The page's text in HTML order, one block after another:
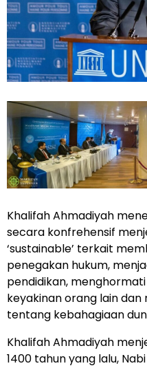
Khalifah Ahmadiyah
secara konfrehensif
‘sustainable’ terkait
penegakan hukum,
pendidikan,
keyakinan orang lain
tentang kebahagiaan
Khalifah Ahmadiyah
1400 tahun yang lalu,